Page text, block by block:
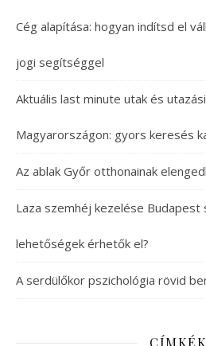
Cég alapítása: hogyan indítsd el
jogi segítséggel
Aktuális last minute utak és
Magyarországon: gyors keresés
Az ablak Győr otthonainak
Laza szemhéj kezelése Budapest
lehetőségek érhetők el?
A serdülőkor pszichológia rövid
CÍMKÉK